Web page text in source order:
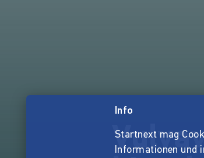
Info
Startnext mag
Informationen und